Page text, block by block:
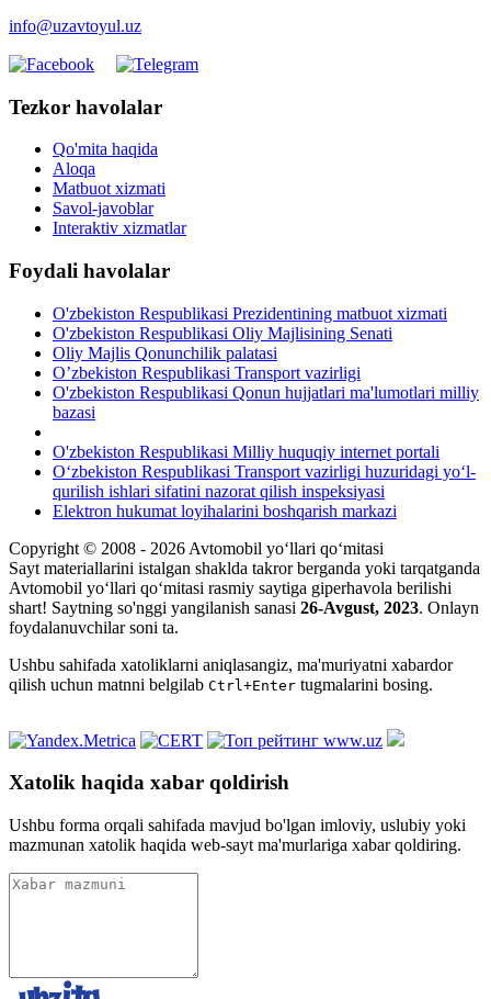
info@uzavtoyul.uz
Tezkor havolalar
Qo'mita haqida
Aloqa
Matbuot xizmati
Savol-javoblar
Interaktiv xizmatlar
Foydali havolalar
O'zbekiston Respublikasi Prezidentining matbuot xizmati
O'zbekiston Respublikasi Oliy Majlisining Senati
Oliy Majlis Qonunchilik palatasi
O’zbekiston Respublikasi Transport vazirligi
O'zbekiston Respublikasi Qonun hujjatlari ma'lumotlari milliy
bazasi
O'zbekiston Respublikasi Milliy huquqiy internet portali
O‘zbekiston Respublikasi Transport vazirligi huzuridagi yo‘l-
qurilish ishlari sifatini nazorat qilish inspeksiyasi
Elektron hukumat loyihalarini boshqarish markazi
Copyright © 2008 - 2026 Avtomobil yo‘llari qo‘mitasi
Sayt materiallarini istalgan shaklda takror berganda yoki tarqatganda
Avtomobil yo‘llari qo‘mitasi rasmiy saytiga giperhavola berilishi
shart! Saytning so'nggi yangilanish sanasi 26-Avgust, 2023. Onlayn
foydalanuvchilar soni ta.
Ushbu sahifada xatoliklarni aniqlasangiz, ma'muriyatni xabardor
qilish uchun matnni belgilab Ctrl+Enter tugmalarini bosing.
Xatolik haqida xabar qoldirish
Ushbu forma orqali sahifada mavjud bo'lgan imloviy, uslubiy yoki
mazmunan xatolik haqida web-sayt ma'murlariga xabar qoldiring.